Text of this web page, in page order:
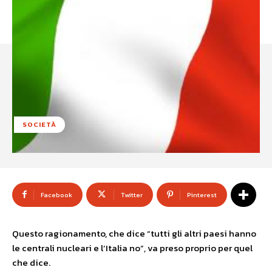
SOCIETÀ
Facebook Twitter Pinterest
Questo ragionamento, che dice “tutti gli altri paesi hanno
le centrali nucleari e l’Italia no”, va preso proprio per quel
che dice.